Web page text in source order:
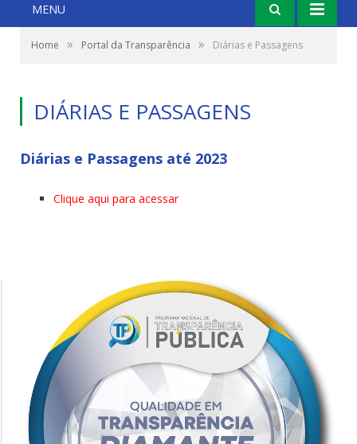
MENU
Home » Portal da Transparência » Diárias e Passagens
DIÁRIAS E PASSAGENS
Diárias e Passagens até 2023
Clique aqui para acessar